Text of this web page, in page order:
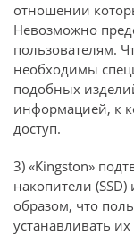
отношении
Невозможно
пользователям.
необходимы
подобных
информацией, к
доступ.
3) «Kingston»
накопители
образом, что
устанавливать